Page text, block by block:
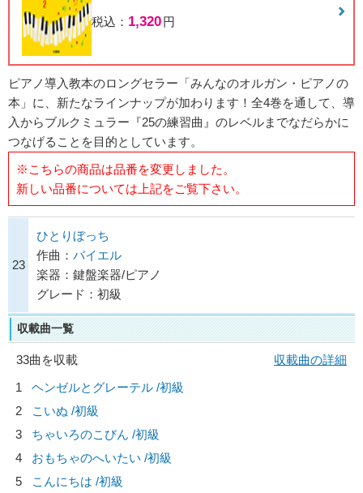
税込： 1,320円
ピアノ導入教本のロングセラー「みんなのオルガン・ピアノの
本」に、新たなラインナップが加わります！全4巻を通して、導
入からブルクミュラー『25の練習曲』のレベルまでなだらかに
つなげることを目的としています。
※こちらの商品は品番を変更しました。
新しい品番については上記をご覧下さい。
23
ひとりぼっち
作曲： バイエル
楽器：鍵盤楽器/ピアノ
グレード：初級
収載曲一覧
33曲を収載
収載曲の詳細
1
ヘンゼルとグレーテル /初級
2
こいぬ /初級
3
ちゃいろのこびん /初級
4
おもちゃのへいたい /初級
5
こんにちは /初級